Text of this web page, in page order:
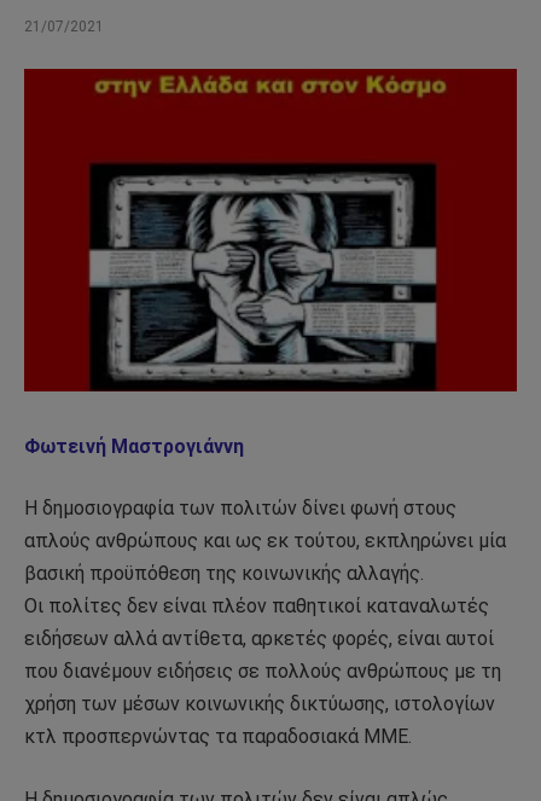
21/07/2021
Φωτεινή Μαστρογιάννη
Η δημοσιογραφία των πολιτών δίνει φωνή στους
απλούς ανθρώπους και ως εκ τούτου, εκπληρώνει μία
βασική προϋπόθεση της κοινωνικής αλλαγής.
Οι πολίτες δεν είναι πλέον παθητικοί καταναλωτές
ειδήσεων αλλά αντίθετα, αρκετές φορές, είναι αυτοί
που διανέμουν ειδήσεις σε πολλούς ανθρώπους με τη
χρήση των μέσων κοινωνικής δικτύωσης, ιστολογίων
κτλ προσπερνώντας τα παραδοσιακά ΜΜΕ.